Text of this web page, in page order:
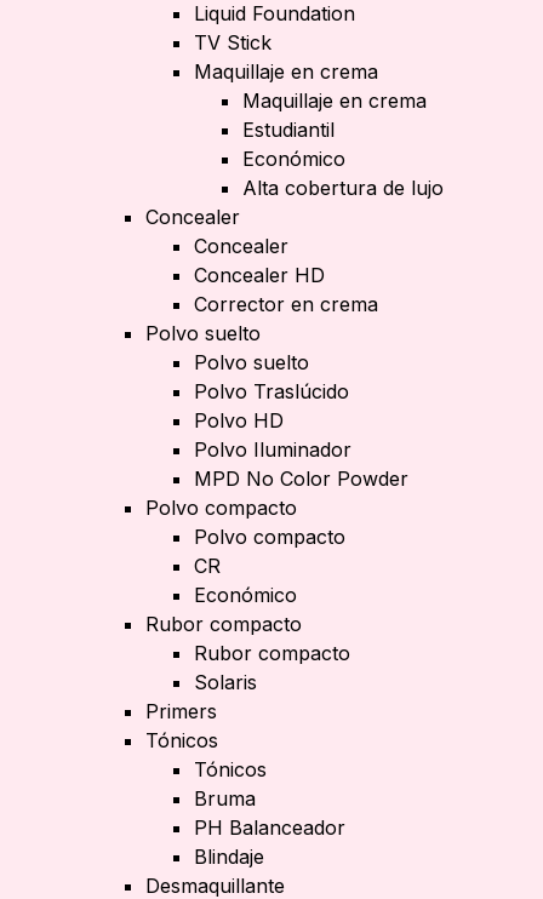
Liquid Foundation
TV Stick
Maquillaje en crema
Maquillaje en crema
Estudiantil
Económico
Alta cobertura de lujo
Concealer
Concealer
Concealer HD
Corrector en crema
Polvo suelto
Polvo suelto
Polvo Traslúcido
Polvo HD
Polvo Iluminador
MPD No Color Powder
Polvo compacto
Polvo compacto
CR
Económico
Rubor compacto
Rubor compacto
Solaris
Primers
Tónicos
Tónicos
Bruma
PH Balanceador
Blindaje
Desmaquillante